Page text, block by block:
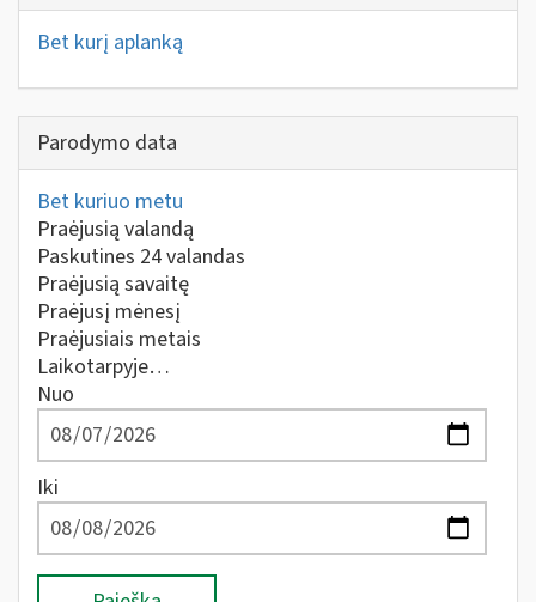
Bet kurį aplanką
Parodymo data
Bet kuriuo metu
Praėjusią valandą
Paskutines 24 valandas
Praėjusią savaitę
Praėjusį mėnesį
Praėjusiais metais
Laikotarpyje…
Nuo
Iki